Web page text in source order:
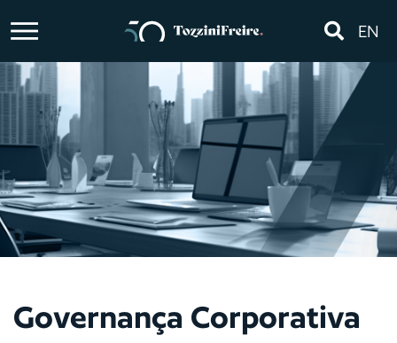
EN
Governança Corporativa